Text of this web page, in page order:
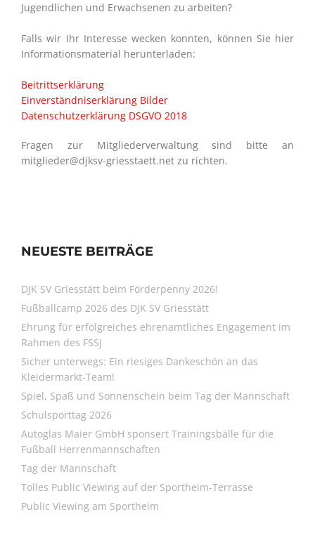
Jugendlichen und Erwachsenen zu arbeiten?
Falls wir Ihr Interesse wecken konnten, können Sie hier
Informationsmaterial herunterladen:
Beitrittserklärung
Einverständniserklärung Bilder
Datenschutzerklärung DSGVO 2018
Fragen zur Mitgliederverwaltung sind bitte an
mitglieder@djksv-griesstaett.net zu richten.
NEUESTE BEITRÄGE
DJK SV Griesstätt beim Förderpenny 2026!
Fußballcamp 2026 des DJK SV Griesstätt
Ehrung für erfolgreiches ehrenamtliches Engagement im
Rahmen des FSSJ
Sicher unterwegs: Ein riesiges Dankeschön an das
Kleidermarkt-Team!
Spiel, Spaß und Sonnenschein beim Tag der Mannschaft
Schulsporttag 2026
Autoglas Maier GmbH sponsert Trainingsbälle für die
Fußball Herrenmannschaften
Tag der Mannschaft
Tolles Public Viewing auf der Sportheim-Terrasse
Public Viewing am Sportheim